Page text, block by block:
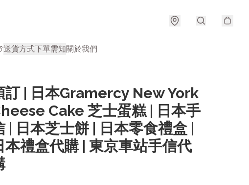
送貨方式下單需知關於我們
訂 | 日本Gramercy New York
Cake 芝士蛋糕 | 日本手
| 日本芝士餅 | 日本零食禮盒 |
本禮盒代購 | 東京車站手信代